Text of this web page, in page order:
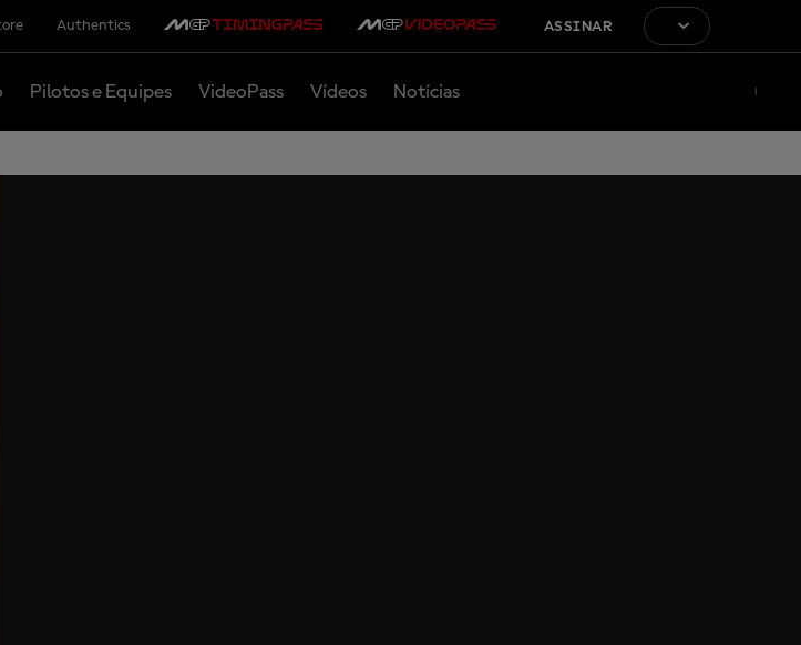
Authentics ASSINAR
Pilotos e Equipes VideoPass Vídeos Notícias